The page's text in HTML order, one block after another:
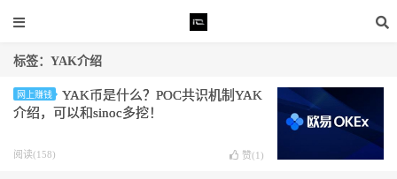
标签：YAK介绍
网上赚钱
YAK币是什么？POC共识机制YAK
介绍，可以和sinoc多挖！
阅读(158) 赞(1 )